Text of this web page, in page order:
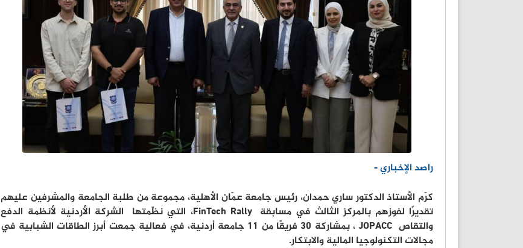
راصد الإخباري -
كرّم الأستاذ الدكتور ساري حمدان، رئيس جامعة عمّان الأهلية، مجموعة من طلبة الجامعة والمشرفين عليهم
تقديرًا لفوزهم بالمركز الثالث في مسابقة FinTech Rally، التي نظّمتها الشركة الأردنية لأنظمة الدفع
والتقاص JOPACC ، بمشاركة 30 فريقًا من 11 جامعة أردنية، في فعالية جمعت أبرز الطاقات الشبابية في
مجالات التكنولوجيا المالية والابتكار.